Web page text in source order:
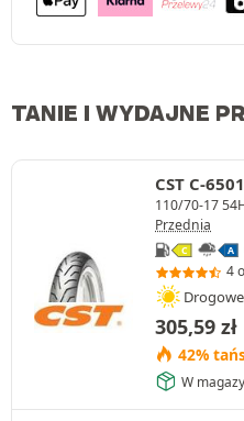
TANIE I WYDAJNE
CST C-
110/70-17
Przednia
C A
4
305,59 zł
42%
W